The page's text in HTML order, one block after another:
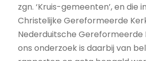
zgn. ‘Kruis-gemeenten’, en die
Christelijke Gereformeerde
Nederduitsche Gereformeerde
ons onderzoek is daarbij van